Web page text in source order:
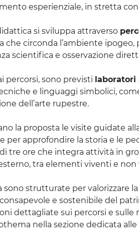
esperienziale, in stretta
si sviluppa attraverso
che circonda l’ambiente
scientifica e osservazione
percorsi, sono previsti laboratori
e linguaggi simbolici,
dell’arte rupestre.
la proposta le visite guidate
per approfondire la storia e le
tre ore che integra attività in
tra elementi viventi e non
sono strutturate per valorizzare
e sostenibile del
dettagliate sui percorsi e sulle
nella sezione dedicata